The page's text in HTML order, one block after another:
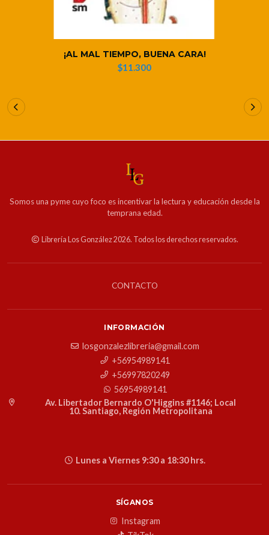
¡AL MAL TIEMPO, BUENA CARA!
$11.300
Somos una pyme cuyo foco es incentivar la lectura y educación desde la
temprana edad.
Librería Los González 2026. Todos los derechos reservados.
CONTACTO
INFORMACIÓN
losgonzalezlibreria@gmail.com
+56954989141
+56997820249
56954989141
Av. Libertador Bernardo O'Higgins #1146; Local
10. Santiago, Región Metropolitana
Lunes a Viernes 9:30 a 18:30 hrs.
SÍGANOS
Instagram